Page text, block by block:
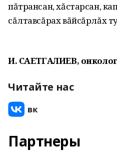
пăтрансан, хăстарсан,
сăлтавсăрах вăйсăрлăх
И. САЕТГАЛИЕВ,
Читайте нас
Партнеры